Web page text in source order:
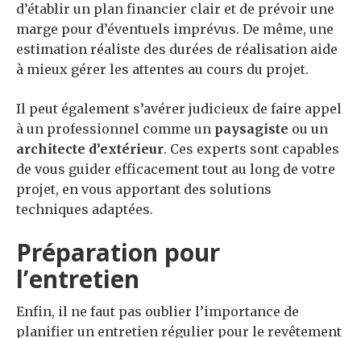
d’établir un plan financier clair et de prévoir une
marge pour d’éventuels imprévus. De même, une
estimation réaliste des durées de réalisation aide
à mieux gérer les attentes au cours du projet.
Il peut également s’avérer judicieux de faire appel
à un professionnel comme un paysagiste ou un
architecte d’extérieur. Ces experts sont capables
de vous guider efficacement tout au long de votre
projet, en vous apportant des solutions
techniques adaptées.
Préparation pour
l’entretien
Enfin, il ne faut pas oublier l’importance de
planifier un entretien régulier pour le revêtement